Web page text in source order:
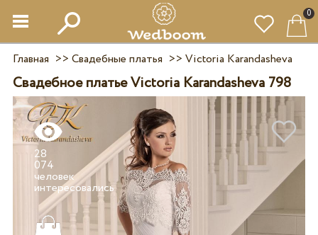
0
Главная >> Свадебные платья >> Victoria Karandasheva
Свадебное платье Victoria Karandasheva 798
28
074
человек